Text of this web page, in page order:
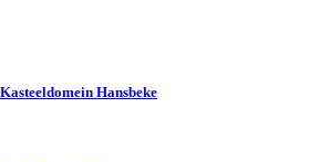
Hansbeke